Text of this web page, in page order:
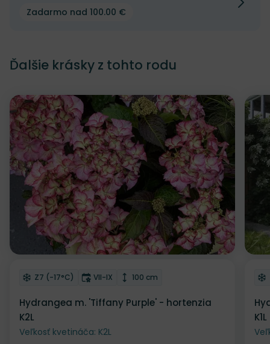
Zadarmo nad 100.00 €
Ďalšie krásky z tohto rodu
Odober do zoznamu želaní
Mrazuvzdornosť
Z7 (-17°C) Doba kvitnutia
VII-IX Výška rastliny
100 cm
Hydrangea m. 'Tiffany Purple' - hortenzia
K2L
Veľkosť kvetináča: K2L
K1L